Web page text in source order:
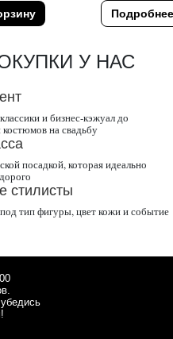
Подробнее
У НАС
и бизнес-кэжуал до
на свадьбу
посадкой, которая идеально
стилисты
тип фигуры, цвет кожи и событие